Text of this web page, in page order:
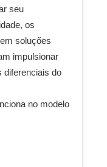
seu
os
soluções
impulsionar
diferenciais do
no modelo